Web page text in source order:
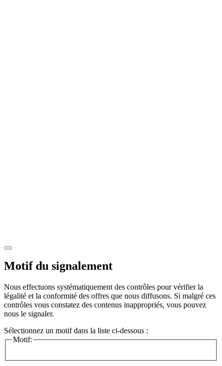
Motif du signalement
Nous effectuons systématiquement des contrôles pour vérifier la
légalité et la conformité des offres que nous diffusons. Si malgré ces
contrôles vous constatez des contenus inappropriés, vous pouvez
nous le signaler.
Sélectionnez un motif dans la liste ci-dessous :
Motif: